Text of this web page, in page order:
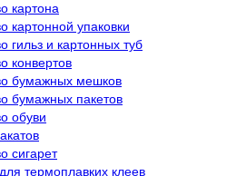
картона
картонной упаковки
гильз и картонных туб
конвертов
бумажных мешков
бумажных пакетов
обуви
сигарет
термоплавких клеев